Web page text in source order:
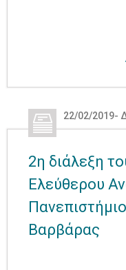
22/02/2019-
2η διάλεξη
Ελεύθερου
Βαρβάρας
Δελτία Τύπου -